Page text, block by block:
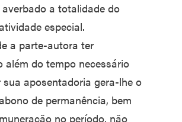
a totalidade do
especial.
a parte-autora ter
além do tempo necessário
sua aposentadoria gera-lhe o
de permanência, bem
no período, não